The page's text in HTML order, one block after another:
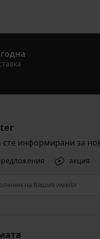
сте информирани за
акция